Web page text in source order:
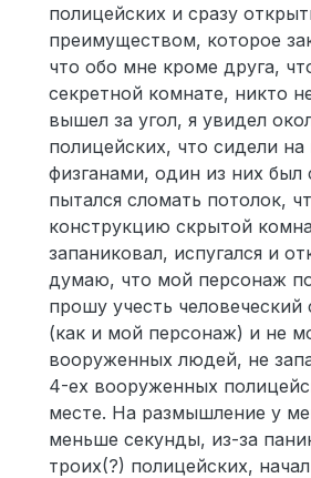
полицейских и сразу
преимуществом, которое
что обо мне кроме друга,
секретной комнате, никто
вышел за угол, я увидел
полицейских, что сидели на
физганами, один из них был
пытался сломать потолок,
конструкцию скрытой
запаниковал, испугался и
думаю, что мой персонаж
прошу учесть человеческий
(как и мой персонаж) и не
вооруженных людей, не
4-ех вооруженных
месте. На размышление у
меньше секунды, из-за
троих(?) полицейских,